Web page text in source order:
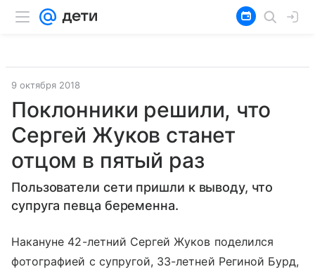
9 октября 2018
Поклонники решили, что
Сергей Жуков станет
отцом в пятый раз
Пользователи сети пришли к выводу, что
супруга певца беременна.
Накануне 42-летний Сергей Жуков поделился
фотографией с супругой, 33-летней Региной Бурд,